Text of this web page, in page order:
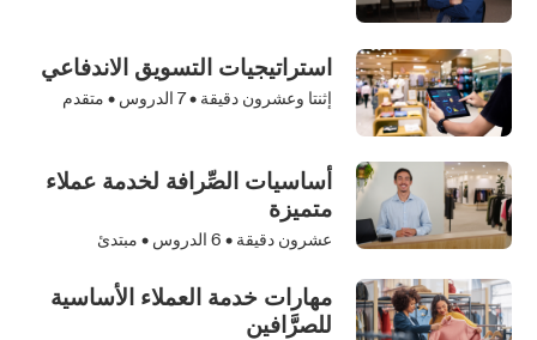
استراتيجيات التسويق الاندفاعي
إثنتا وعشرون دقيقة •7 الدروس • متقدم
أساسيات الصِّرافة لخدمة عملاء
متميزة
عشرون دقيقة • 6 الدروس • مبتدئ
مهارات خدمة العملاء الأساسية
للصرَّافين